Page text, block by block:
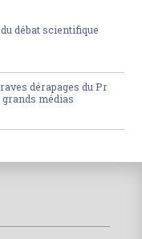
débat scientifique
dérapages du Pr
médias